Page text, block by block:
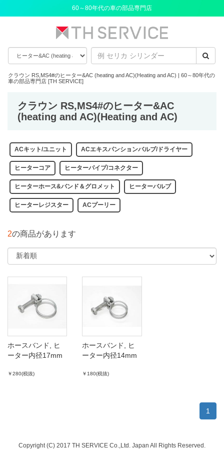
60～80年代の車の部品専門店
クラウン RS,MS4#のヒーター&AC (heating and AC)(Heating and AC) | 60～80年代の
車の部品専門店 [TH SERVICE]
クラウン RS,MS4#のヒーター&AC
(heating and AC)(Heating and AC)
ACキット/ユニット ACエキスパンションバルブ/ドライヤー
ヒーターコア ヒーターパイプ/コネクター
ヒーターホース&バンド＆グロメット ヒーターバルブ
ヒーターレジスター ACプーリー
2の商品があります
ホースバンド, ヒ
ーター内径17mm
￥280(税抜)
ホースバンド, ヒ
ーター内径14mm
￥180(税抜)
1
Copyright (C) 2017 TH SERVICE Co.,Ltd. Japan All Rights Reserved.